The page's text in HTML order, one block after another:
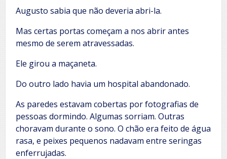
Augusto sabia que não deveria abri-la.
Mas certas portas começam a nos abrir antes
mesmo de serem atravessadas.
Ele girou a maçaneta.
Do outro lado havia um hospital abandonado.
As paredes estavam cobertas por fotografias de
pessoas dormindo. Algumas sorriam. Outras
choravam durante o sono. O chão era feito de água
rasa, e peixes pequenos nadavam entre seringas
enferrujadas.